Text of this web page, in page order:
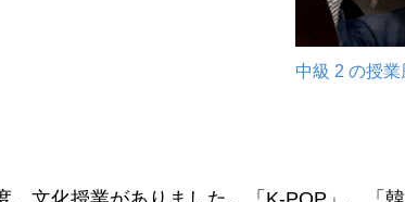
中級 2 の授業